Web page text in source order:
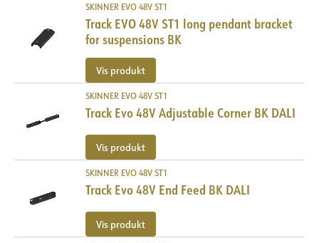
SKINNER EVO 48V ST1
Track EVO 48V ST1 long pendant bracket
for suspensions BK
Vis produkt
SKINNER EVO 48V ST1
Track Evo 48V Adjustable Corner BK DALI
Vis produkt
SKINNER EVO 48V ST1
Track Evo 48V End Feed BK DALI
Vis produkt